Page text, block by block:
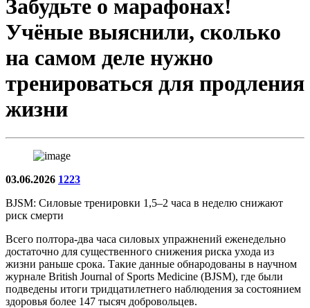
Забудьте о марафонах!
Учёные выяснили, сколько
на самом деле нужно
тренироваться для продления
жизни
03.06.2026 1223
BJSM: Силовые тренировки 1,5–2 часа в неделю снижают
риск смерти
Всего полтора-два часа силовых упражнений еженедельно
достаточно для существенного снижения риска ухода из
жизни раньше срока. Такие данные обнародованы в научном
журнале British Journal of Sports Medicine (BJSM), где были
подведены итоги тридцатилетнего наблюдения за состоянием
здоровья более 147 тысяч добровольцев.